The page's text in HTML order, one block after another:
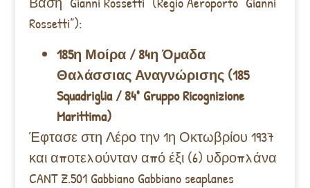
Rossetti”):
185η Μοίρα / 84η Όμαδα
Θαλάσσιας Αναγνώρισης (185
Squadriglia / 84° Gruppo Ricognizione
Marittima)
Έφτασε στη Λέρο την 1η Οκτωβρίου 1937
και αποτελούνταν από έξι (6) υδροπλάνα
CANT Z.501 Gabbiano Gabbiano seaplanes